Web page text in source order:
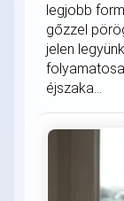
legjobb
gőzzel
jelen
éjszaka...